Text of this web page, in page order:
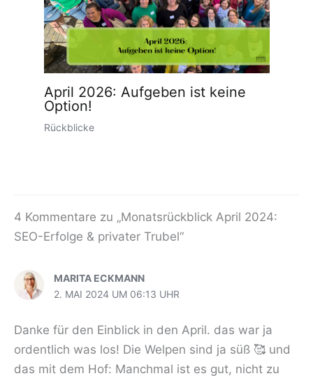
April 2026: Aufgeben ist keine
Option!
Rückblicke
4 Kommentare zu „Monatsrückblick April 2024:
SEO-Erfolge & privater Trubel“
MARITA ECKMANN
2. MAI 2024 UM 06:13 UHR
Danke für den Einblick in den April. das war ja
ordentlich was los! Die Welpen sind ja süß 🥰 und
das mit dem Hof: Manchmal ist es gut, nicht zu